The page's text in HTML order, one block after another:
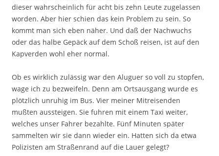
dieser wahrscheinlich für acht bis zehn Leute zugelassen
worden. Aber hier schien das kein Problem zu sein. So
kommt man sich eben näher. Und daß der Nachwuchs
oder das halbe Gepäck auf dem Schoß reisen, ist auf den
Kapverden wohl eher normal.
Ob es wirklich zulässig war den Aluguer so voll zu stopfen,
wage ich zu bezweifeln. Denn am Ortsausgang wurde es
plötzlich unruhig im Bus. Vier meiner Mitreisenden
mußten aussteigen. Sie fuhren mit einem Taxi weiter,
welches unser Fahrer bezahlte. Fünf Minuten später
sammelten wir sie dann wieder ein. Hatten sich da etwa
Polizisten am Straßenrand auf die Lauer gelegt?